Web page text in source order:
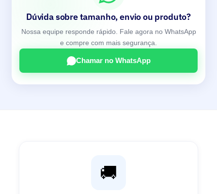
Dúvida sobre tamanho, envio ou produto?
Nossa equipe responde rápido. Fale agora no WhatsApp
e compre com mais segurança.
Chamar no WhatsApp
10% OFF
na primeira compra
🚚